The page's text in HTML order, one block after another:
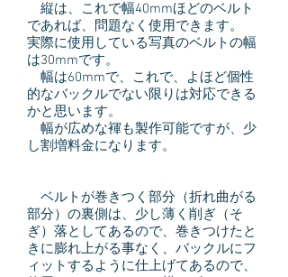
縦は、これで幅40mmほどのベルト
であれば、問題なく使用できます。
実際に使用している写真のベルトの幅
は30mmです。
幅は60mmで、これで、よほど個性
的なバックルでない限りは対応できる
かと思います。
幅が広めな褌も製作可能ですが、少
し割増料金になります。
ベルトが巻きつく部分（折れ曲がる
部分）の裏側は、少し薄く削ぎ（そ
ぎ）落としてあるので、巻きつけたと
きに膨れ上がる事なく、バックルにフ
ィットするように仕上げてあるので、